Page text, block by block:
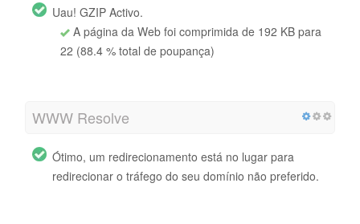
Uau! GZIP Activo.
A página da Web foi comprimida de 192 KB para
22 (88.4 % total de poupança)
WWW Resolve
Ótimo, um redirecionamento está no lugar para
redirecionar o tráfego do seu domínio não preferido.